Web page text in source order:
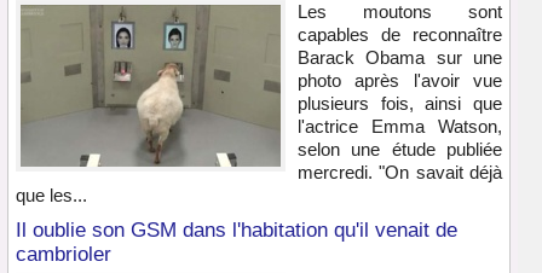
Les moutons sont
capables de reconnaître
Barack Obama sur une
photo après l'avoir vue
plusieurs fois, ainsi que
l'actrice Emma Watson,
selon une étude publiée
mercredi. "On savait déjà
que les...
Il oublie son GSM dans l'habitation qu'il venait de
cambrioler